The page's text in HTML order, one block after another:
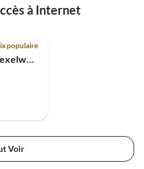
à Internet
populaire
Maison de vacances Am Texelwald - Pelikaanweg 55
Voir